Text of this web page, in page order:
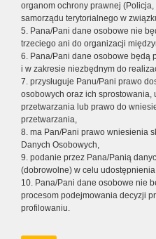
organom ochrony prawnej
samorządu terytorialnego w
5. Pana/Pani dane osobowe nie
trzeciego ani do organizacji
6. Pana/Pani dane osobowe będą
i w zakresie niezbędnym do
7. przysługuje Panu/Pani prawo
osobowych oraz ich
przetwarzania lub prawo do
przetwarzania,
8. ma Pan/Pani prawo wniesienia
Danych Osobowych,
9. podanie przez Pana/Panią
(dobrowolne) w celu
10. Pana/Pani dane osobowe nie
procesom podejmowania decyzji
profilowaniu.